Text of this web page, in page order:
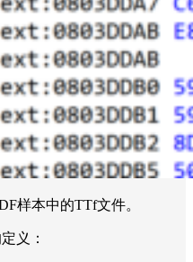
样本中的TTf文件。
义：